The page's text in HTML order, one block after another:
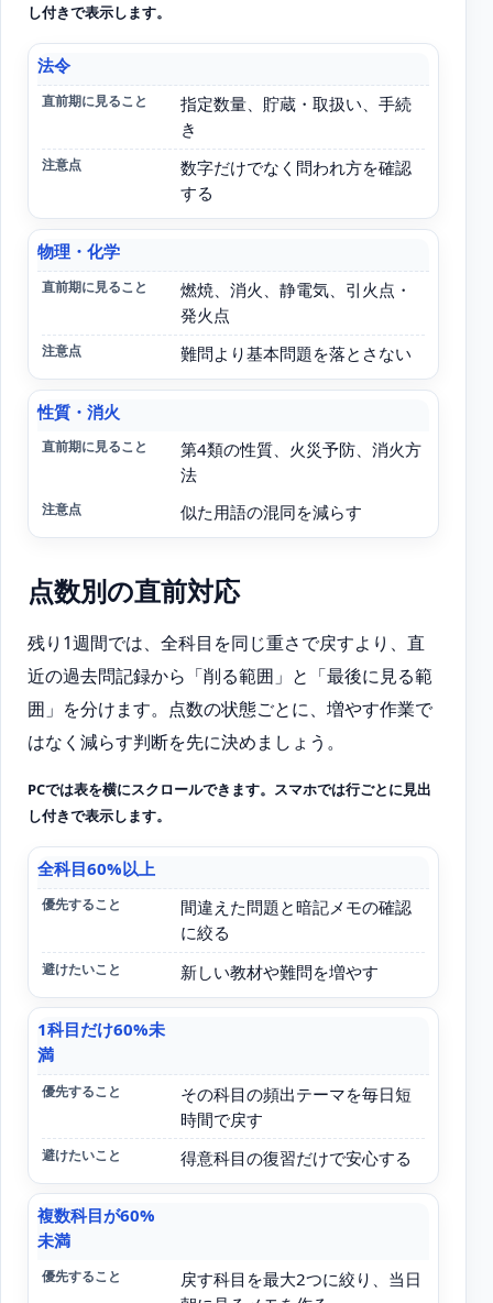
し付きで表示します。
科目
直前期に見ること
注意点
法令
指定数量、貯蔵・取扱い、手続
き
数字だけでなく問われ方を確認
する
物理・化学
燃焼、消火、静電気、引火点・
発火点
難問より基本問題を落とさない
性質・消火
第4類の性質、火災予防、消火方
法
似た用語の混同を減らす
点数別の直前対応
残り1週間では、全科目を同じ重さで戻すより、直
近の過去問記録から「削る範囲」と「最後に見る範
囲」を分けます。点数の状態ごとに、増やす作業で
はなく減らす判断を先に決めましょう。
PCでは表を横にスクロールできます。スマホでは行ごとに見出
し付きで表示します。
直近の状態
優先すること
避けたいこと
全科目60%以上
間違えた問題と暗記メモの確認
に絞る
新しい教材や難問を増やす
1科目だけ60%未
満
その科目の頻出テーマを毎日短
時間で戻す
得意科目の復習だけで安心する
複数科目が60%
未満
戻す科目を最大2つに絞り、当日